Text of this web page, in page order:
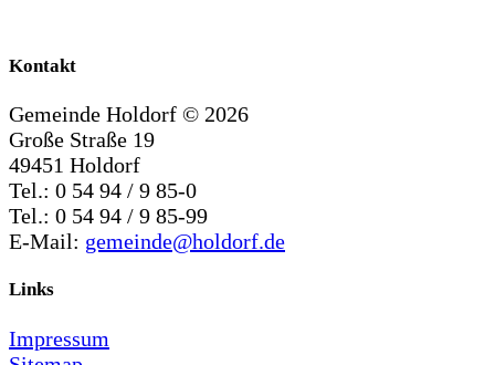
Kontakt
Gemeinde Holdorf © 2026
Große Straße 19
49451 Holdorf
Tel.: 0 54 94 / 9 85-0
Tel.: 0 54 94 / 9 85-99
E-Mail: gemeinde@holdorf.de
Links
Impressum